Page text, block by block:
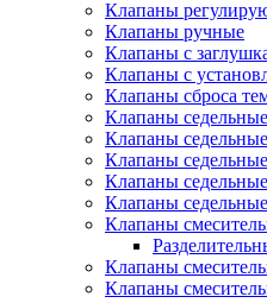
Клапаны
Клапаны ручные
Клапаны с
Клапаны с
Клапаны сброса
Клапаны седельные
Клапаны
Клапаны
Клапаны
Клапаны
Клапаны
Клапаны
Клапаны